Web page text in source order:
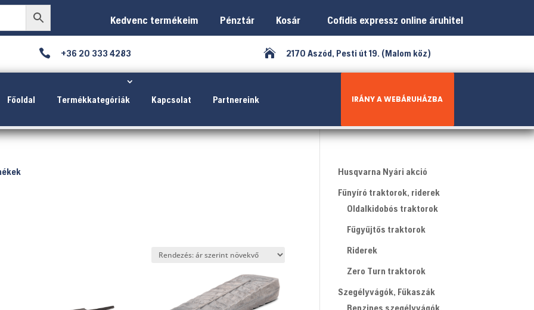
Kedvenc termékeim Pénztár Kosár Cofidis expressz online áruhitel
 +36 20 333 4283  2170 Aszód, Pesti út 19. (Malom köz)
Főoldal Termékkategóriák Kapcsolat Partnereink IRÁNY A WEBÁRUHÁZBA
Husqvarna Nyári akció
Fűnyíró traktorok, riderek
Oldalkidobós traktorok
Fűgyűjtős traktorok
Riderek
Zero Turn traktorok
Szegélyvágók, Fűkaszák
Benzines szegélyvágók,